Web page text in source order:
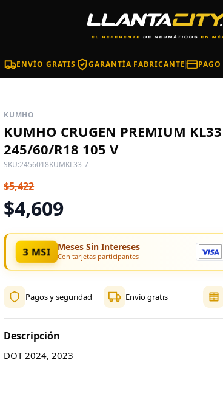
ENVÍO GRATIS GARANTÍA FABRICANTE PAGO
KUMHO
KUMHO CRUGEN PREMIUM KL33
245/60/R18 105 V
SKU:2456018KUMKL33-7
$5,422
$4,609
3 MSI Meses Sin Intereses
Con tarjetas participantes
Pagos y seguridad Envío gratis
Descripción
DOT 2024, 2023